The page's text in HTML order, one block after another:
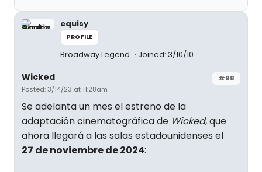
equisy
PROFILE
Broadway Legend Joined: 3/10/10
#88
Wicked
Posted: 3/14/23 at 11:28am
Se adelanta un mes el estreno de la
adaptación cinematográfica de Wicked, que
ahora llegará a las salas estadounidenses el
27 de noviembre de 2024: